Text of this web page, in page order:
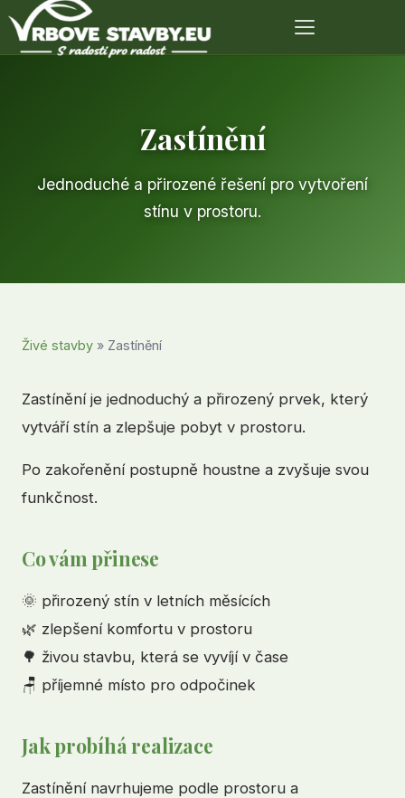
Zastínění
Jednoduché a přirozené řešení pro vytvoření
stínu v prostoru.
Živé stavby » Zastínění
Zastínění je jednoduchý a přirozený prvek, který
vytváří stín a zlepšuje pobyt v prostoru.
Po zakořenění postupně houstne a zvyšuje svou
funkčnost.
Co vám přinese
🌞 přirozený stín v letních měsících
🌿 zlepšení komfortu v prostoru
🌳 živou stavbu, která se vyvíjí v čase
🪑 příjemné místo pro odpočinek
Jak probíhá realizace
Zastínění navrhujeme podle prostoru a